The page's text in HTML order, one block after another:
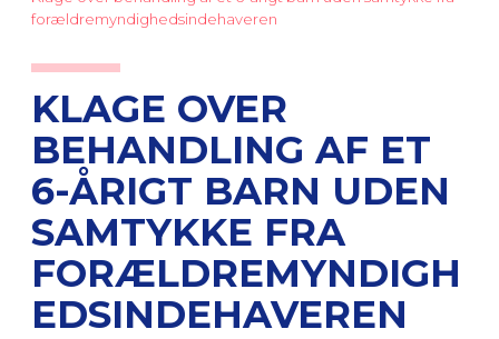
forældremyndighedsindehaveren
KLAGE OVER
BEHANDLING AF ET
6-ÅRIGT BARN UDEN
SAMTYKKE FRA
FORÆLDREMYNDIGH
EDSINDEHAVEREN